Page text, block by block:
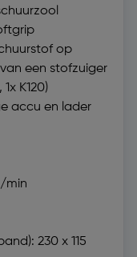
op
een stofzuiger
K120)
accu en lader
min
230 x 115